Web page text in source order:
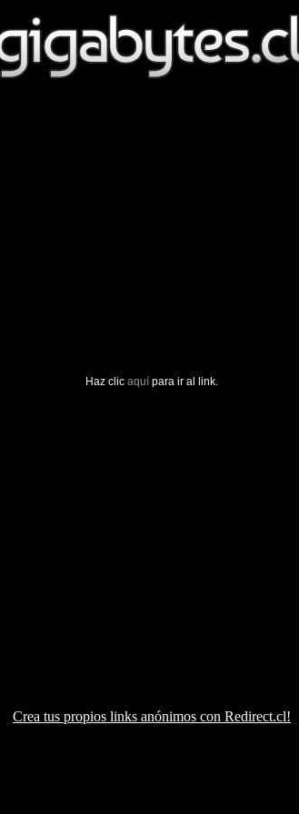
Haz clic aquí para ir al link.
Crea tus propios links anónimos con Redirect.cl!